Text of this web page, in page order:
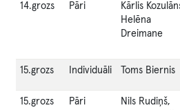
14.grozs Pāri
Kārlis
Helēna
Dreimane
15.grozs Individuāli Toms Biernis
15.grozs Pāri
Nils Rudiņš,